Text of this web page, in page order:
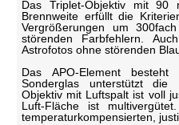
Das Triplet-Objektiv mit
Brennweite erfüllt die
Vergrößerungen um
störenden Farbfehlern.
Astrofotos ohne störenden
Das APO-Element
Sonderglas unterstützt die
Objektiv mit Luftspalt ist voll
Luft-Fläche ist
temperaturkompensierten,